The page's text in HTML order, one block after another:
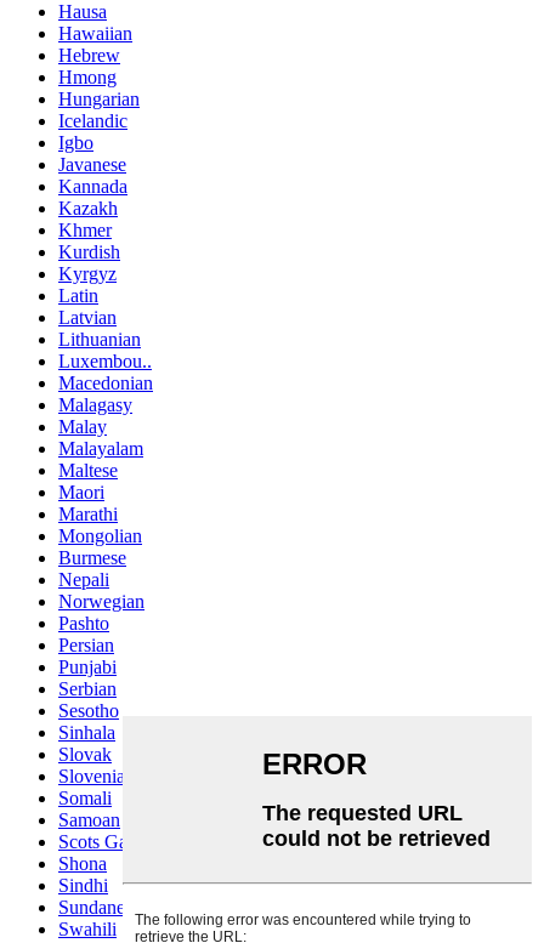
Hausa
Hawaiian
Hebrew
Hmong
Hungarian
Icelandic
Igbo
Javanese
Kannada
Kazakh
Khmer
Kurdish
Kyrgyz
Latin
Latvian
Lithuanian
Luxembou..
Macedonian
Malagasy
Malay
Malayalam
Maltese
Maori
Marathi
Mongolian
Burmese
Nepali
Norwegian
Pashto
Persian
Punjabi
Serbian
Sesotho
Sinhala
Slovak
Slovenian
Somali
Samoan
Scots Gaelic
Shona
Sindhi
Sundanese
Swahili